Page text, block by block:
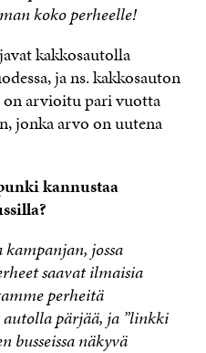
koko perheelle!
kakkosautolla
ja ns. kakkosauton
arvioitu pari vuotta
jonka arvo on uutena
kannustaa
jossa
saavat ilmaisia
perheitä
pärjää, ja ”linkki
busseissa näkyvä